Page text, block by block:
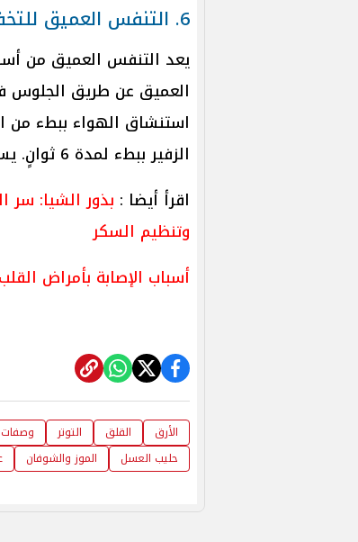
6. التنفس العميق للتخفيف من التوتر
يعد التنفس العميق من
العميق عن طريق الجلوس
الزفير ببطء لمدة 6 ثوانٍ. يساعد هذا التمرين على استرخاء الجسم والعقل.
اقرأ أيضا : بذور الشيا:
وتنظيم السكر
أسباب الإصابة بأمراض
الأرق القلق التوتر
حليب العسل
الموز والشوفان